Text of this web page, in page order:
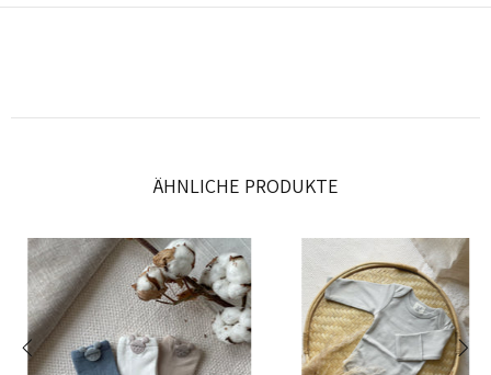
ÄHNLICHE PRODUKTE